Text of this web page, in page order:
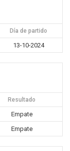
Día de partido
13-10-2024
Resultado
Empate
Empate